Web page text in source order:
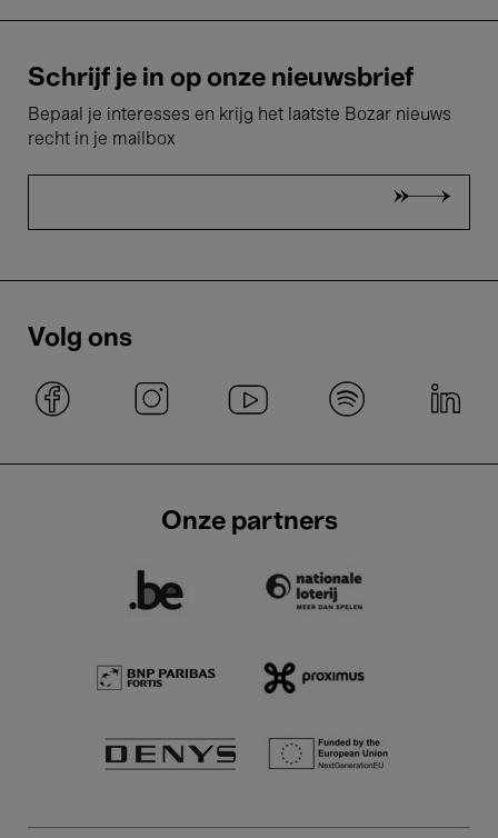
Schrijf je in op onze nieuwsbrief
Bepaal je interesses en krijg het laatste Bozar nieuws
recht in je mailbox
Volg ons
Onze partners